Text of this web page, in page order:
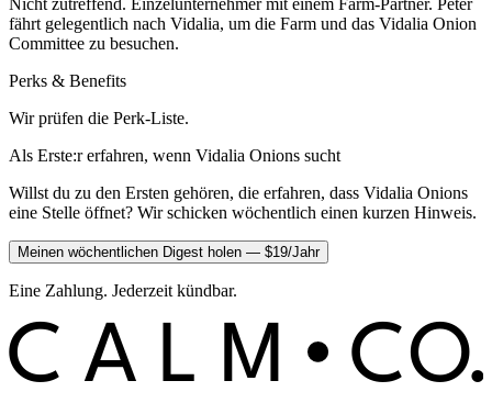
fährt gelegentlich nach Vidalia, um die Farm und das Vidalia Onion
Committee zu besuchen.
Perks & Benefits
Wir prüfen die Perk-Liste.
Als Erste:r erfahren, wenn Vidalia Onions sucht
Willst du zu den Ersten gehören, die erfahren, dass Vidalia Onions
eine Stelle öffnet? Wir schicken wöchentlich einen kurzen Hinweis.
Meinen wöchentlichen Digest holen — $19/Jahr
Eine Zahlung. Jederzeit kündbar.
C ALM C O.